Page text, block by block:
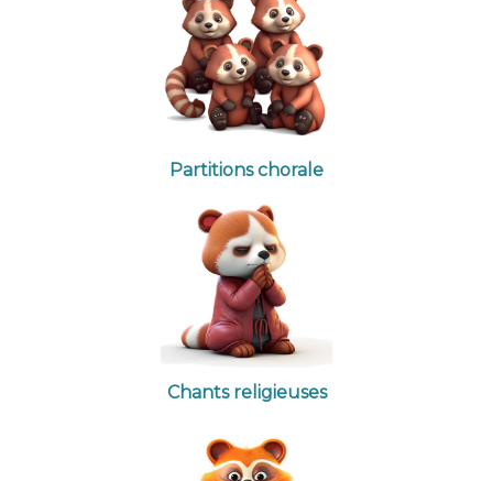
Partitions chorale
Chants religieuses